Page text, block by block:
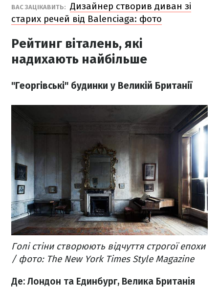
ВАС ЗАЦІКАВИТЬ: Дизайнер створив диван зі
старих речей від Balenciaga: фото
Рейтинг віталень, які
надихають найбільше
"Георгівські" будинки у Великій Британії
Голі стіни створюють відчуття строгої епохи
/ фото: The New York Times Style Magazine
Де: Лондон та Единбург, Велика Британія